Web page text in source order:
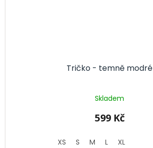
Tričko - temně modré
Skladem
599 Kč
XS S M L XL